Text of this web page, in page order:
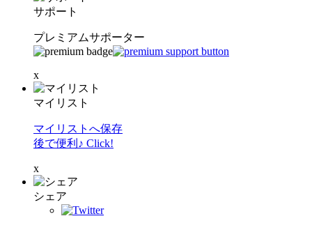
サポート
プレミアムサポーター
x
マイリスト
マイリストへ保存
後で便利♪ Click!
x
シェア